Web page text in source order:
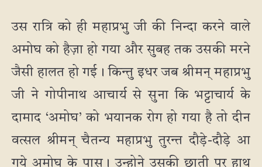
उस रात्रि को ही महाप्रभु जी की निन्दा करने वाले
अमोघ को हैज़ा हो गया और सुबह तक उसकी मरने
जैसी हालत हो गई। किन्तु इधर जब श्रीमन् महाप्रभु
जी ने गोपीनाथ आचार्य से सुना कि भट्टाचार्य के
दामाद ‘अमोघ’ को भयानक रोग हो गया है तो दीन
वत्सल श्रीमन् चैतन्य महाप्रभु तुरन्त दौड़े-दौड़े आ
गये अमोघ के पास। उन्होने उसकी छाती पर हाथ